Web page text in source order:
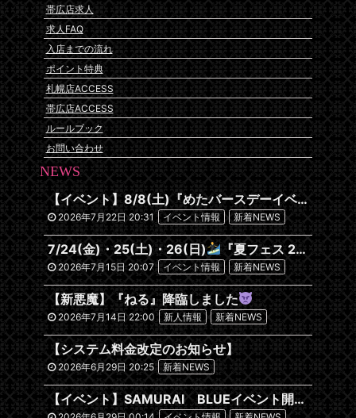
帯広店求人
求人FAQ
入店までの流れ
ポイント特典
札幌店ACCESS
帯広店ACCESS
ルールブック
お問い合わせ
NEWS
【イベント】8/8(土)『めたバースデーイベント』開催です
2026年7月22日 20:31 イベント情報 新着NEWS
7/24(金)・25(土)・26(日) 『夏フェス 2026~沖縄編~』
2026年7月15日 20:07 イベント情報 新着NEWS
【新悪魔】『ねる』降臨しました
2026年7月14日 22:00 新人情報 新着NEWS
【システム料金改定のお知らせ】
2026年6月29日 20:25 新着NEWS
【イベント】SAMURAI BLUEイベント開催します！